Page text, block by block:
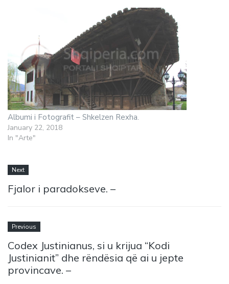
Albumi i Fotografit – Shkelzen Rexha.
January 22, 2018
In "Arte"
Next
Fjalor i paradokseve. –
Previous
Codex Justinianus, si u krijua “Kodi
Justinianit” dhe rëndësia që ai u jepte
provincave. –